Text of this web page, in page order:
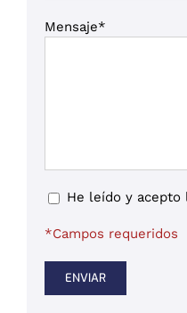
Mensaje*
He leído y acepto
*Campos requeridos